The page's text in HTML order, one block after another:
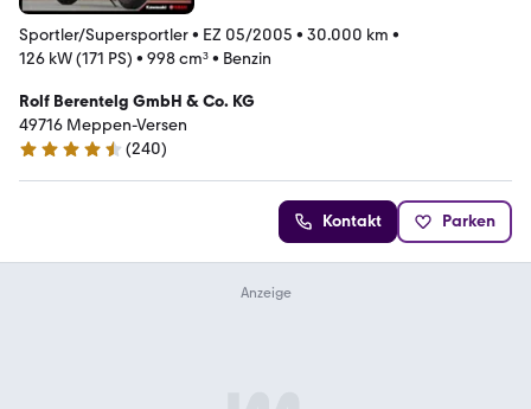
Sportler/Supersportler• EZ 05/2005 • 30.000 km •
126 kW (171 PS) • 998 cm³• Benzin
Rolf Berentelg GmbH & Co. KG
49716 Meppen-Versen
4.7 Sterne
(240)
Kontakt Parken